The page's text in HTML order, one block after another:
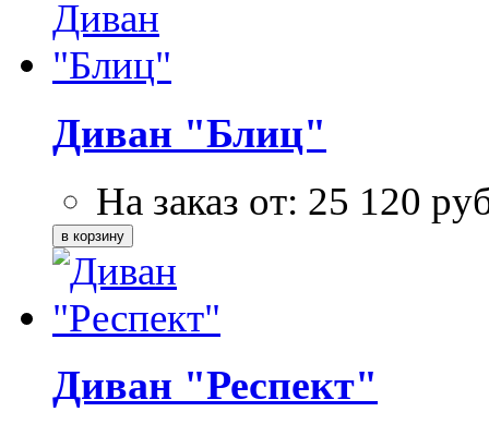
Диван "Блиц"
На заказ от: 25 120
Диван "Респект"